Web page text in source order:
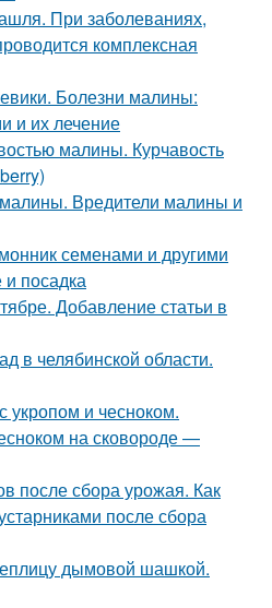
При заболеваниях,
комплексная
Болезни малины:
и их лечение
малины. Курчавость
Вредители малины и
семенами и другими
посадка
Добавление статьи в
в челябинской области.
и чесноком.
на сковороде —
после сбора урожая. Как
после сбора
дымовой шашкой.